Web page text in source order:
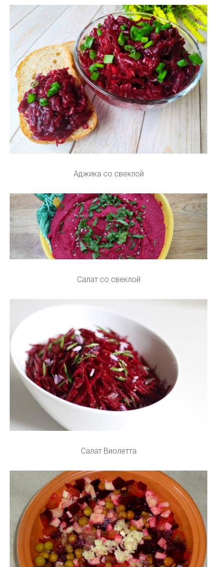
Аджика со свеклой
Салат со свеклой
Салат Виолетта